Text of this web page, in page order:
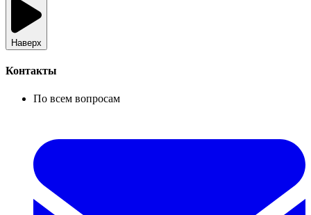
Наверх
Контакты
По всем вопросам